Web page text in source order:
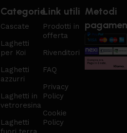
Categorie
Cascate
Laghetti
per Koi
Laghetti
azzurri
Laghetti in
vetroresina
Laghetti
Link utili
Prodotti in
offerta
Rivenditori
FAQ
Privacy
Policy
Cookie
Policy
Metodi